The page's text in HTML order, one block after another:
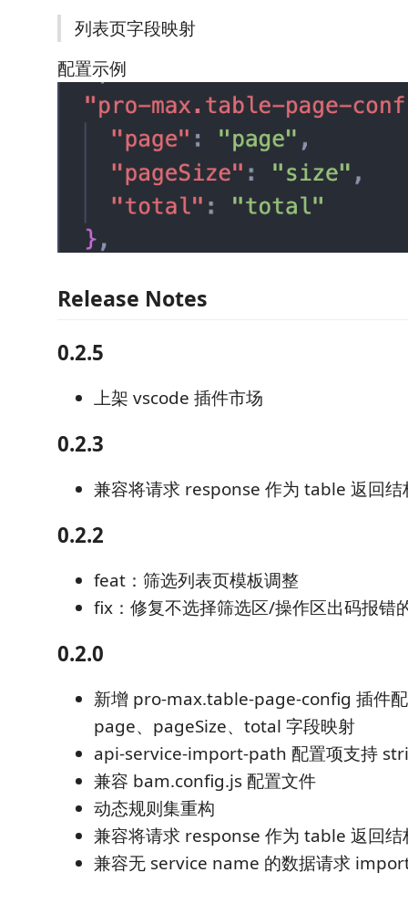
列表页字段映射
配置示例
Release Notes
0.2.5
上架 vscode 插件市场
0.2.3
兼容将请求 response 作为 table 返回结
0.2.2
feat：筛选列表页模板调整
fix：修复不选择筛选区/操作区出码报错
0.2.0
新增 pro-max.table-page-config 插件
page、pageSize、total 字段映射
api-service-import-path 配置项支持
兼容 bam.config.js 配置文件
动态规则集重构
兼容将请求 response 作为 table 返回结
兼容无 service name 的数据请求